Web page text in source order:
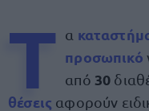
Τ α
προσωπικό
από 30
θέσεις αφορούν